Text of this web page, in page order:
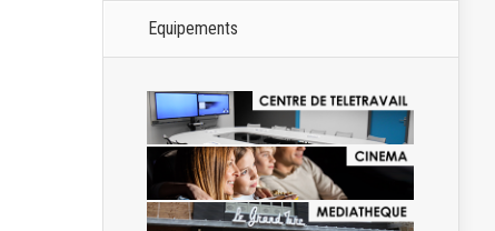
Equipements